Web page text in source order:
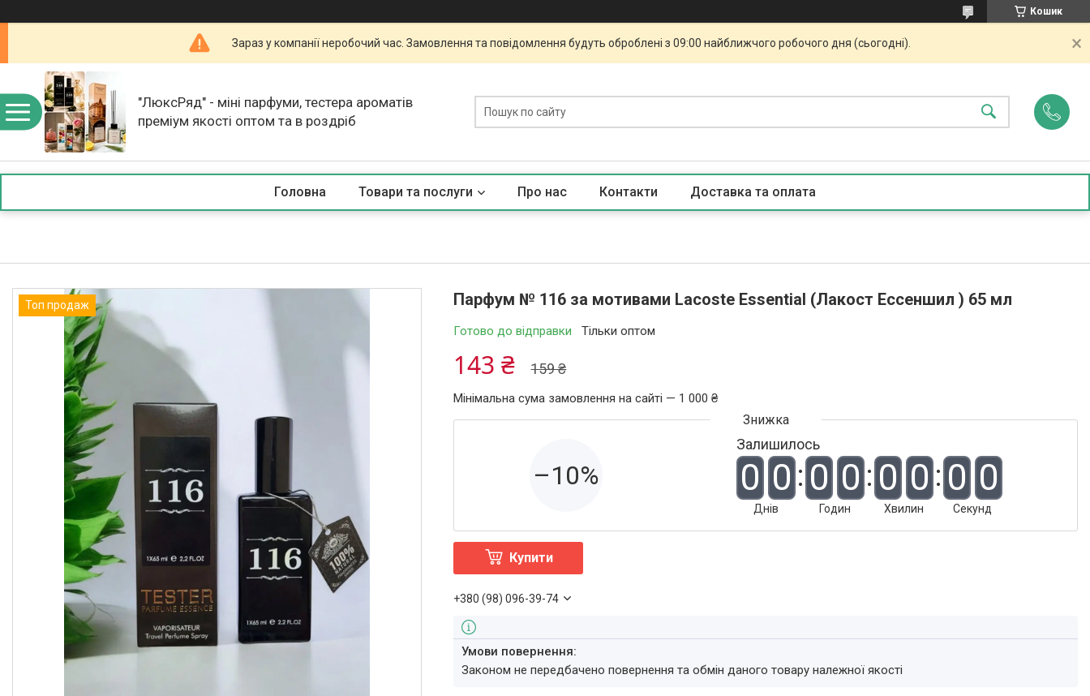
Кошик
Зараз у компанії неробочий час. Замовлення та повідомлення будуть оброблені з 09:00 найближчого робочого дня (сьогодні).
"ЛюксРяд" - міні парфуми, тестера ароматів
преміум якості оптом та в роздріб
Головна Товари та послуги Про нас Контакти Доставка та оплата
Топ продаж Парфум № 116 за мотивами Lacoste Essential (Лакост Ессеншил ) 65 мл
Готово до відправки Тільки оптом
159 ₴
143 ₴
Мінімальна сума замовлення на сайті — 1 000 ₴
–10%
Залишилось
0 0
Днів
0 0
Годин
0 0
Хвилин
0 0
Секунд
Купити
+380 (98) 096-39-74
Законом не передбачено повернення та обмін даного товару належної якості